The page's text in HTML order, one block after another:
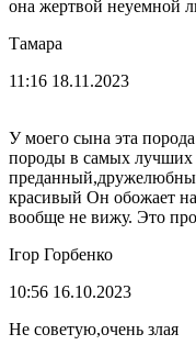
она жертвой неуемной
Тамара
11:16 18.11.2023
У моего сына эта
породы в самых лучших
красивый Он обожает
вообще не вижу. Это
Ігор Горбенко
10:56 16.10.2023
Не советую,очень злая